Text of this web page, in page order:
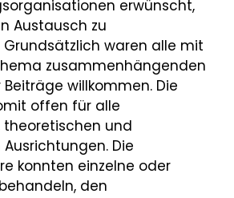
erwünscht,
Austausch zu
waren alle mit
zusammenhängenden
willkommen. Die
offen für alle
und
Die
konnten einzelne oder
den